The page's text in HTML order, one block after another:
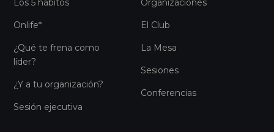
Los 5 hábitos
Onlife*
¿Qué te frena como
líder?
¿Y a tu organización?
Sesión ejecutiva
Organizaciones
El Club
La Mesa
Sesiones
Conferencias